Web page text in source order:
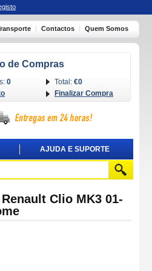
Contactos Quem Somos
de Compras
0
Total: €0
Finalizar Compra
AJUDA E SUPORTE
Clio MK3 01-